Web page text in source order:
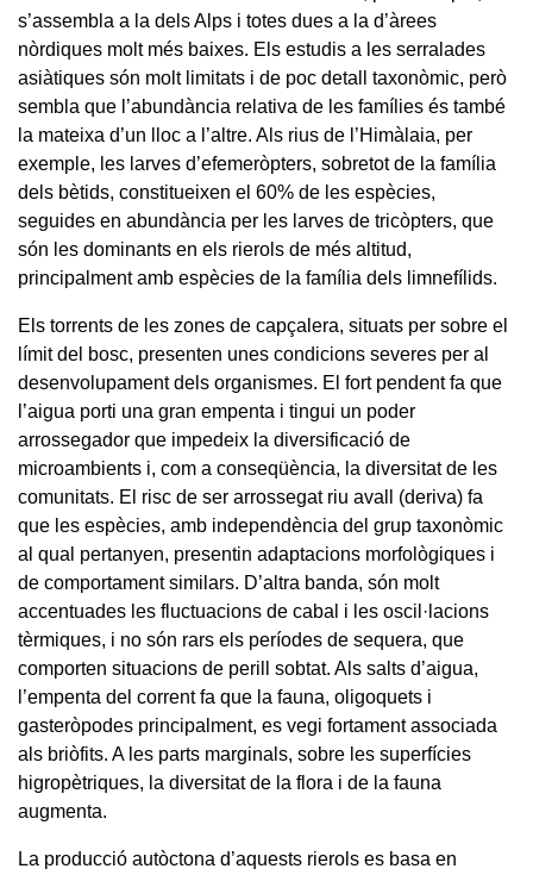
s’assembla a la dels Alps i totes dues a la d’àrees
nòrdiques molt més baixes. Els estudis a les serralades
asiàtiques són molt limitats i de poc detall taxonòmic, però
sembla que l’abundància relativa de les famílies és també
la mateixa d’un lloc a l’altre. Als rius de l’Himàlaia, per
exemple, les larves d’efemeròpters, sobretot de la família
dels bètids, constitueixen el 60% de les espècies,
seguides en abundància per les larves de tricòpters, que
són les dominants en els rierols de més altitud,
principalment amb espècies de la família dels limnefílids.
Els torrents de les zones de capçalera, situats per sobre el
límit del bosc, presenten unes condicions severes per al
desenvolupament dels organismes. El fort pendent fa que
l’aigua porti una gran empenta i tingui un poder
arrossegador que impedeix la diversificació de
microambients i, com a conseqüència, la diversitat de les
comunitats. El risc de ser arrossegat riu avall (deriva) fa
que les espècies, amb independència del grup taxonòmic
al qual pertanyen, presentin adaptacions morfològiques i
de comportament similars. D’altra banda, són molt
accentuades les fluctuacions de cabal i les oscil·lacions
tèrmiques, i no són rars els períodes de sequera, que
comporten situacions de perill sobtat. Als salts d’aigua,
l’empenta del corrent fa que la fauna, oligoquets i
gasteròpodes principalment, es vegi fortament associada
als briòfits. A les parts marginals, sobre les superfícies
higropètriques, la diversitat de la flora i de la fauna
augmenta.
La producció autòctona d’aquests rierols es basa en